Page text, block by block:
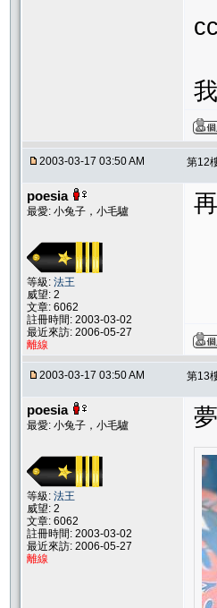
2003-03-17 03:50 AM 第12
poesia
最愛: 小兔子，小毛驢
等級: 法王
威望: 2
文章: 6062
註冊時間: 2003-03-02
最近來訪: 2006-05-27
離線
2003-03-17 03:50 AM 第13
poesia
最愛: 小兔子，小毛驢
等級: 法王
威望: 2
文章: 6062
註冊時間: 2003-03-02
最近來訪: 2006-05-27
離線